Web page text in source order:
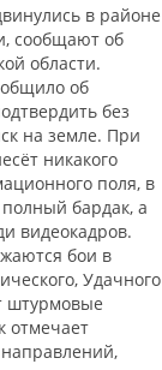
в районе
сообщают об
области.
об
без
на земле. При
никакого
поля, в
бардак, а
видеокадров.
бои в
Удачного
штурмовые
отмечает